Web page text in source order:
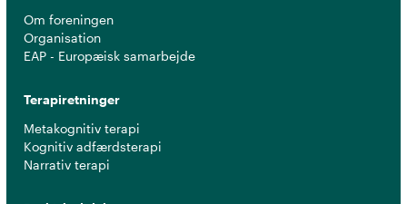
Om foreningen
Organisation
EAP - Europæisk samarbejde
Terapiretninger
Metakognitiv terapi
Kognitiv adfærdsterapi
Narrativ terapi